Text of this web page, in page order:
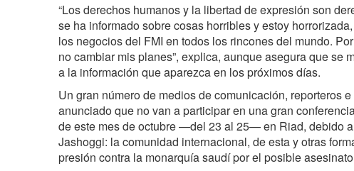
“Los derechos humanos y la libertad de expresión son
se ha informado sobre cosas horribles y estoy
los negocios del FMI en todos los rincones del mundo.
no cambiar mis planes”, explica, aunque asegura que se
a la información que aparezca en los próximos días.
Un gran número de medios de comunicación, reporteros
anunciado que no van a participar en una gran
de este mes de octubre —del 23 al 25— en Riad, debido
Jashoggi: la comunidad internacional, de esta y otras
presión contra la monarquía saudí por el posible